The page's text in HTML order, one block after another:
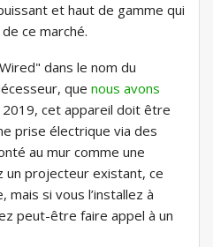
et haut de gamme qui
ce marché.
dans le nom du
que nous avons
cet appareil doit être
prise électrique via des
au mur comme une
un projecteur existant, ce
si vous l’installez à
peut-être faire appel à un